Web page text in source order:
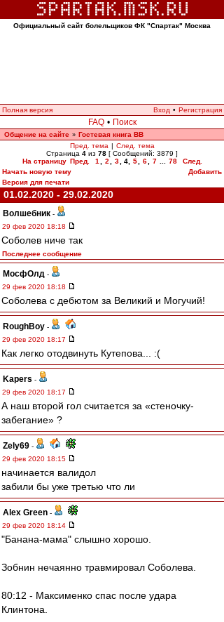
Официальный сайт болельщиков ФК "Спартак" Москва
Полная версия Вход • Регистрация
FAQ • Поиск
Общение на сайте » Гостевая книга ВВ
Пред. тема | След. тема
Страница 4 из 78 [ Сообщений: 3879 ]
На страницу Пред. 1 2 3 4, 5 6 7 78
След.
Начать новую тему
Добавить
Версия для печати
01.02.2020 - 29.02.2020
Волшебник -
29 фев 2020 18:18
Соболев ниче так
Последнее сообщение
МосфОлд -
29 фев 2020 18:18
Соболева с дебютом за Великий и Могучий!
RoughBoy -
29 фев 2020 18:17
Как легко отодвинуть Кутепова... :(
Kapers -
29 фев 2020 18:17
А наш второй гол считается за «стеночку-
забегание» ?
Zely69 -
29 фев 2020 18:15
начинается валидол
забили бы уже третью что ли
Alex Green -
29 фев 2020 18:14
"Банана-мама" слышно хорошо.
Зобнин нечаянно травмировал Соболева.
80:12 - Максименко спас после удара
Клинтона.